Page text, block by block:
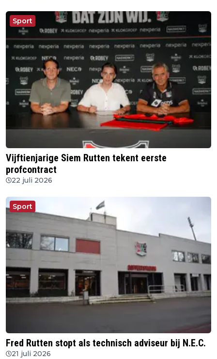
Sport
Vijftienjarige Siem Rutten tekent eerste
profcontract
22 juli 2026
Sport
Fred Rutten stopt als technisch adviseur bij N.E.C.
21 juli 2026